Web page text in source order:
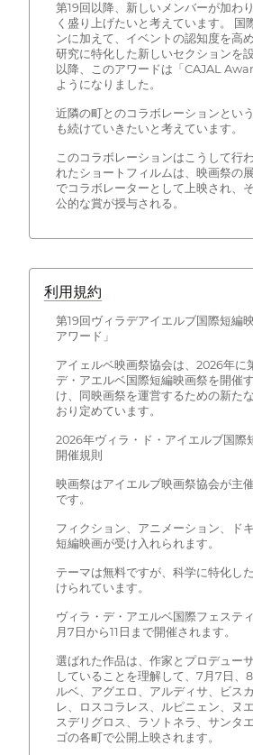
第19回以降、新しいメンバーが加わ
く盛り上げたいと考えています。 国
ンに加えて、イベントの認知度を高
研究に特化した新しいセクションを
以降、このアワードは「CAJAL
ようになりました。
近隣の町とのコラボレーションとい
も続けていきたいと考えています。
このコラボレーションはこうして行
れたショートフィルムは、映画祭の
でコラボレーターとして上映され、
公的な賞が授与される。
利用規約
第19回ヴィラデアイエルブ国際短編
アワード」
アイェルベ映画祭協会は、2026年に
デ・アエルベ国際短編映画祭を開催
け、同映画祭を運営するための新た
おり定めています。
2026年ヴィラ・ド・アイエルブ国際
開催規則
映画祭はアイエルブ映画祭協会が主
です。
フィクション、アニメーション、ド
短編映画が受け入れられます。
テーマは無料ですが、科学に特化し
けられています。
ヴィラ・デ・アエルベ国際フェステ
月7日から11日まで開催されます。
選ばれた作品は、作家とプロデュー
していることを理解して、7月7日、
ルベ、アグエロ、アルディサ、ビス
レ、ロスコラレス、ルピニェン、ヌ
スデリグロス、ラソトネラ、サンタ
ゴの各町で公開上映されます。